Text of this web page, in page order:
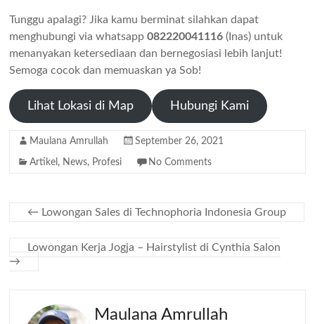
Tunggu apalagi? Jika kamu berminat silahkan dapat
menghubungi via whatsapp082220041116 (Inas) untuk
menanyakan ketersediaan dan bernegosiasi lebih lanjut!
Semoga cocok dan memuaskan ya Sob!
Lihat Lokasi di Map Hubungi Kami
Maulana Amrullah September 26, 2021
Artikel , News, Profesi No Comments
← Lowongan Sales di Technophoria Indonesia Group
Lowongan Kerja Jogja – Hairstylist di Cynthia Salon
→
Maulana Amrullah